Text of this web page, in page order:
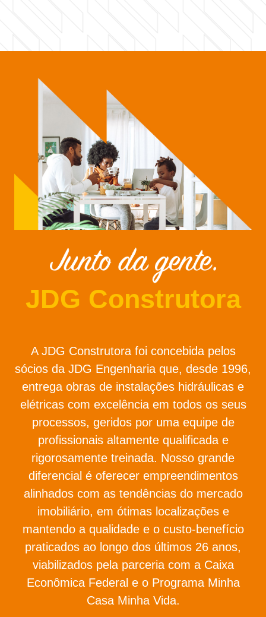
JDG Construtora
A JDG Construtora foi concebida pelos
sócios da JDG Engenharia que, desde 1996,
entrega obras de instalações hidráulicas e
elétricas com excelência em todos os seus
processos, geridos por uma equipe de
profissionais altamente qualificada e
rigorosamente treinada. Nosso grande
diferencial é oferecer empreendimentos
alinhados com as tendências do mercado
imobiliário, em ótimas localizações e
mantendo a qualidade e o custo-benefício
praticados ao longo dos últimos 26 anos,
viabilizados pela parceria com a Caixa
Econômica Federal e o Programa Minha
Casa Minha Vida.